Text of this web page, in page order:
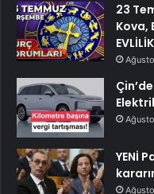
23
Kova,
YENİ